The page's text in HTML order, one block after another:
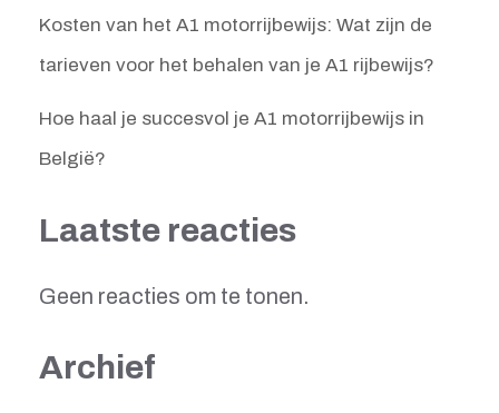
Kosten van het A1 motorrijbewijs: Wat zijn de
tarieven voor het behalen van je A1 rijbewijs?
Hoe haal je succesvol je A1 motorrijbewijs in
België?
Laatste reacties
Geen reacties om te tonen.
Archief